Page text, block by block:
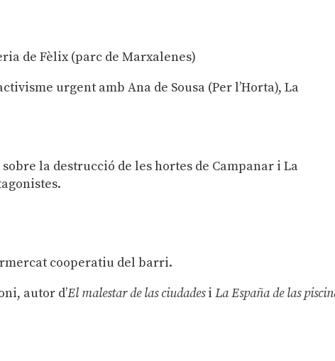
de Fèlix (parc de Marxalenes)
urgent amb Ana de Sousa (Per l’Horta), La
sobre la destrucció de les hortes de Campanar i La
cooperatiu del barri.
autor d’El malestar de las ciudadesiLa España de las